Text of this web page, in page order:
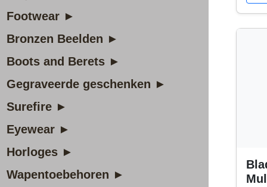
Footwear ►
Bronzen Beelden ►
Boots and Berets ►
Gegraveerde geschenken ►
Surefire ►
Eyewear ►
Horloges ►
Wapentoebehoren ►